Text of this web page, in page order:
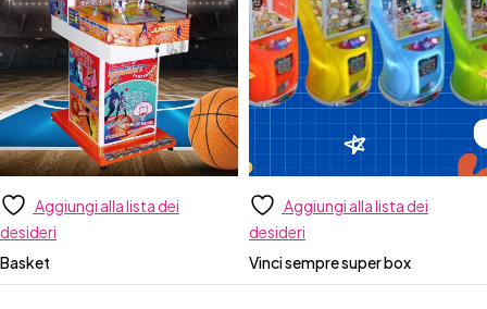
Aggiungi alla lista dei
desideri
Basket
Aggiungi alla lista dei
desideri
Vinci sempre super box